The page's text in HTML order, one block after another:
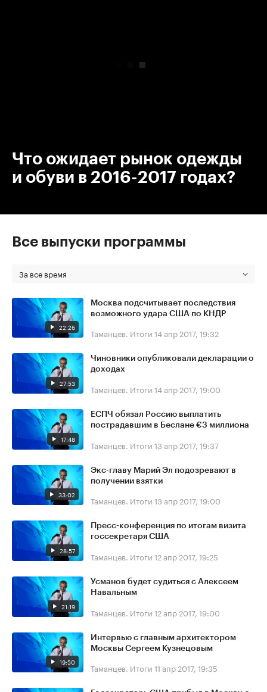
Что ожидает рынок одежды
и обуви в 2016-2017 годах?
Все выпуски программы
За все время
22:26
Москва подсчитывает последствия
возможного удара США по КНДР
Таманцев. Итоги 14 апр 2017, 19:32
27:53
Чиновники опубликовали декларации о
доходах
Таманцев. Итоги 14 апр 2017, 19:00
17:48
ЕСПЧ обязал Россию выплатить
пострадавшим в Беслане €3 миллиона
Таманцев. Итоги 13 апр 2017, 19:37
33:02
Экс-главу Марий Эл подозревают в
получении взятки
Таманцев. Итоги 13 апр 2017, 19:00
28:57
Пресс-конференция по итогам визита
госсекретаря США
Таманцев. Итоги 12 апр 2017, 19:25
21:19
Усманов будет судиться с Алексеем
Навальным
Таманцев. Итоги 12 апр 2017, 19:00
19:50
Интервью с главным архитектором
Москвы Сергеем Кузнецовым
Таманцев. Итоги 11 апр 2017, 19:35